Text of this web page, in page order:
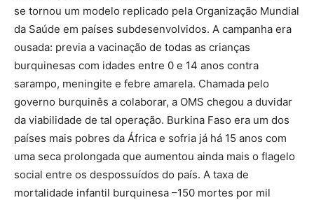
se tornou um modelo replicado pela Organização Mundial
da Saúde em países subdesenvolvidos. A campanha era
ousada: previa a vacinação de todas as crianças
burquinesas com idades entre 0 e 14 anos contra
sarampo, meningite e febre amarela. Chamada pelo
governo burquinês a colaborar, a OMS chegou a duvidar
da viabilidade de tal operação. Burkina Faso era um dos
países mais pobres da África e sofria já há 15 anos com
uma seca prolongada que aumentou ainda mais o flagelo
social entre os despossuídos do país. A taxa de
mortalidade infantil burquinesa –150 mortes por mil